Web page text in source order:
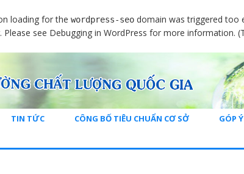
loading for the wordpress-seo domain was triggered too
see Debugging in WordPress for more information.
TIN TỨC CÔNG BỐ TIÊU CHUẨN CƠ SỞ GÓP